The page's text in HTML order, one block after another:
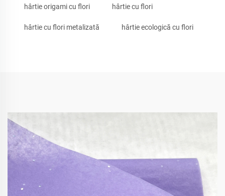
hârtie origami cu flori hârtie cu flori
hârtie cu flori metalizată hârtie ecologică cu flori